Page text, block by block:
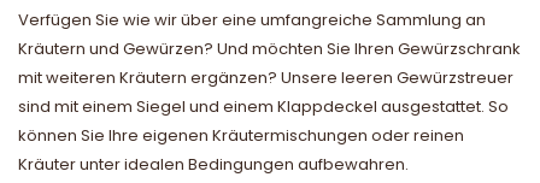
Verfügen Sie wie wir über eine umfangreiche Sammlung an
Kräutern und Gewürzen? Und möchten Sie Ihren Gewürzschrank
mit weiteren Kräutern ergänzen? Unsere leeren Gewürzstreuer
sind mit einem Siegel und einem Klappdeckel ausgestattet. So
können Sie Ihre eigenen Kräutermischungen oder reinen
Kräuter unter idealen Bedingungen aufbewahren.